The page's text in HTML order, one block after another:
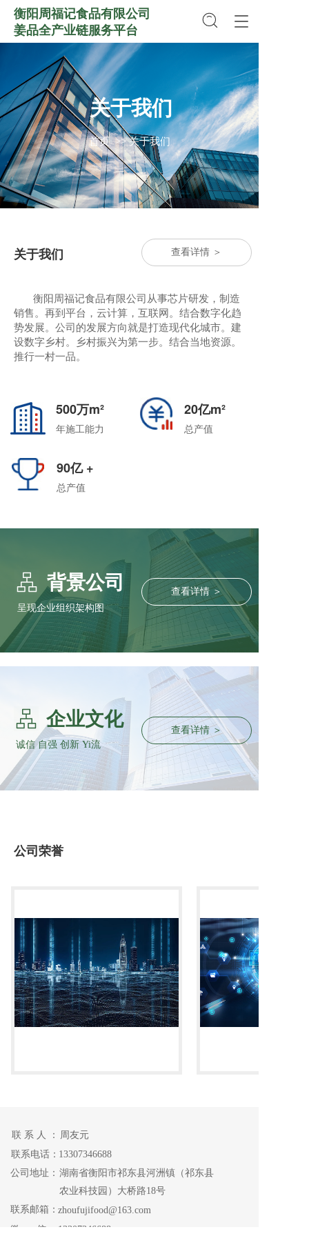
T
l
e
n
a
v
i
g
a
t
i
衡阳周福记食品有限公司
姜品全产业链服务平台
关于我们
首页 >> 关于我们
关于我们
衡阳周福记食品有限公司从事芯片研发，制造
销售。再到平台，云计算，互联网。结合数字化趋
势发展。公司的发展方向就是打造现代化城市。建
设数字乡村。乡村振兴为第一步。结合当地资源。
推行一村一品。
查看详情 ＞
500万m²
年施工能力
20亿m²
总产值
90亿+
总产值
背景公司
呈现企业组织架构图
查看详情 ＞
企业文化
诚信 自强 创新 Yi流
查看详情 ＞
公司荣誉
联 系 人 ：
联系电话：
公司地址：
联系邮箱：
微      信：
周友元
13307346688
湖南省衡阳市祁东县河洲镇（祁东县
农业科技园）大桥路18号
zhoufujifood@163.com
13307346688